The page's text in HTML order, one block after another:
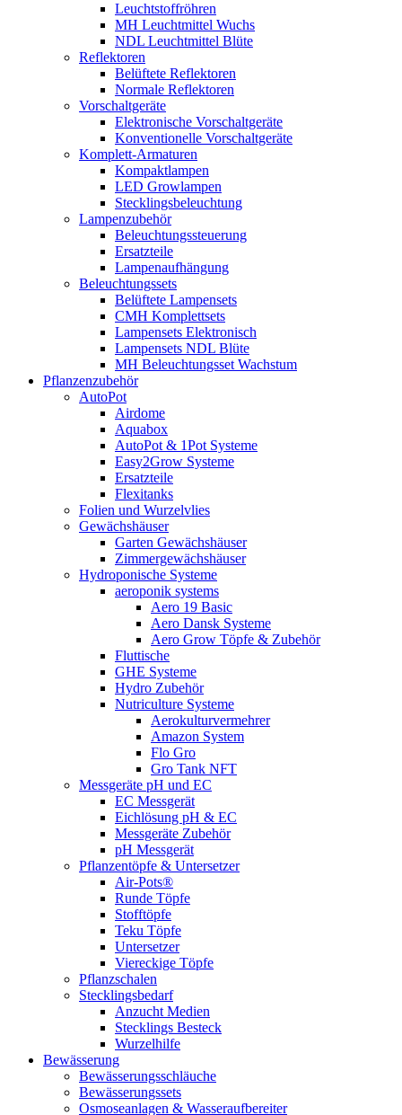
Leuchtstoffröhren
MH Leuchtmittel Wuchs
NDL Leuchtmittel Blüte
Reflektoren
Belüftete Reflektoren
Normale Reflektoren
Vorschaltgeräte
Elektronische Vorschaltgeräte
Konventionelle Vorschaltgeräte
Komplett-Armaturen
Kompaktlampen
LED Growlampen
Stecklingsbeleuchtung
Lampenzubehör
Beleuchtungssteuerung
Ersatzteile
Lampenaufhängung
Beleuchtungssets
Belüftete Lampensets
CMH Komplettsets
Lampensets Elektronisch
Lampensets NDL Blüte
MH Beleuchtungsset Wachstum
Pflanzenzubehör
AutoPot
Airdome
Aquabox
AutoPot & 1Pot Systeme
Easy2Grow Systeme
Ersatzteile
Flexitanks
Folien und Wurzelvlies
Gewächshäuser
Garten Gewächshäuser
Zimmergewächshäuser
Hydroponische Systeme
aeroponik systems
Aero 19 Basic
Aero Dansk Systeme
Aero Grow Töpfe & Zubehör
Fluttische
GHE Systeme
Hydro Zubehör
Nutriculture Systeme
Aerokulturvermehrer
Amazon System
Flo Gro
Gro Tank NFT
Messgeräte pH und EC
EC Messgerät
Eichlösung pH & EC
Messgeräte Zubehör
pH Messgerät
Pflanzentöpfe & Untersetzer
Air-Pots®
Runde Töpfe
Stofftöpfe
Teku Töpfe
Untersetzer
Viereckige Töpfe
Pflanzschalen
Stecklingsbedarf
Anzucht Medien
Stecklings Besteck
Wurzelhilfe
Bewässerung
Bewässerungsschläuche
Bewässerungssets
Osmoseanlagen & Wasseraufbereiter